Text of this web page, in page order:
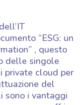
“ESG: un
, questo
delle singole
private cloud per
del
sono i vantaggi